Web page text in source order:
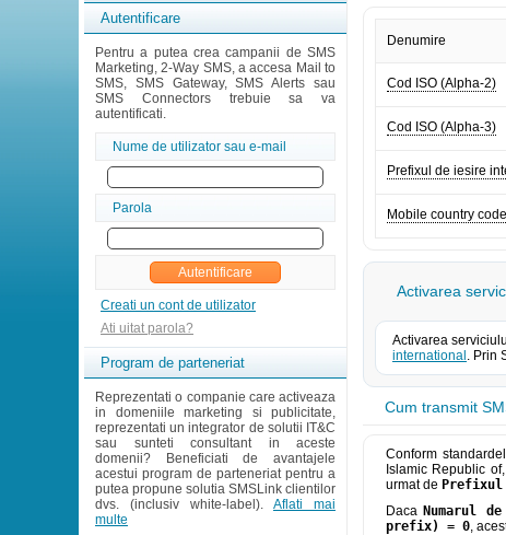
Autentificare
Pentru a putea crea campanii de SMS
Marketing, 2-Way SMS, a accesa Mail to
SMS, SMS Gateway, SMS Alerts sau
SMS Connectors trebuie sa va
autentificati.
Nume de utilizator sau e-mail
Parola
Creati un cont de utilizator
Ati uitat parola?
Program de parteneriat
Reprezentati o companie care activeaza
in domeniile marketing si publicitate,
reprezentati un integrator de solutii IT&C
sau sunteti consultant in aceste
domenii? Beneficiati de avantajele
acestui program de parteneriat pentru a
putea propune solutia SMSLink clientilor
dvs. (inclusiv white-label). Aflati mai
multe
Denumire
Cod ISO (Alpha-2)
Cod ISO (Alpha-3)
Prefixul de iesire
Mobile country
Activarea
Activarea
international . Prin
Cum transmit
Conform
Islamic Republic
urmat de
Daca Numarul
prefix) = 0,